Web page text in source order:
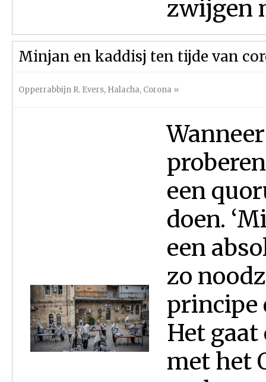
zwijgen
Minjan en kaddisj ten tijde van
Opperrabbijn R. Evers, Halacha, Corona »
een
doen.
een
zo
principe
Het
met het